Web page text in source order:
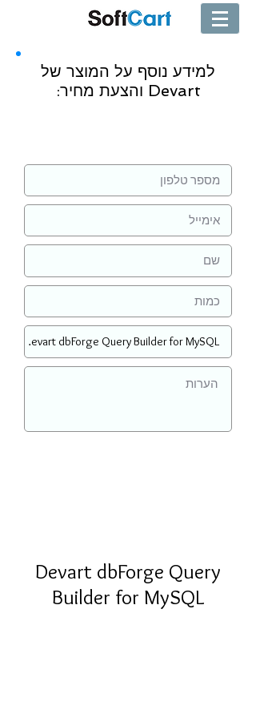
למידע נוסף על המוצר של
Devart והצעת מחיר:
Devart dbForge Query
Builder for MySQL